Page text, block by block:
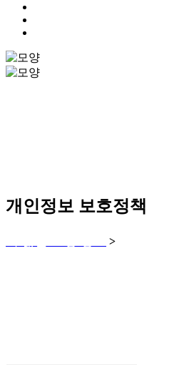
개인정보 보호정책
>